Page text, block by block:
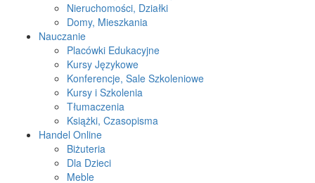
Nieruchomości, Działki
Domy, Mieszkania
Nauczanie
Placówki Edukacyjne
Kursy Językowe
Konferencje, Sale Szkoleniowe
Kursy i Szkolenia
Tłumaczenia
Książki, Czasopisma
Handel Online
Biżuteria
Dla Dzieci
Meble